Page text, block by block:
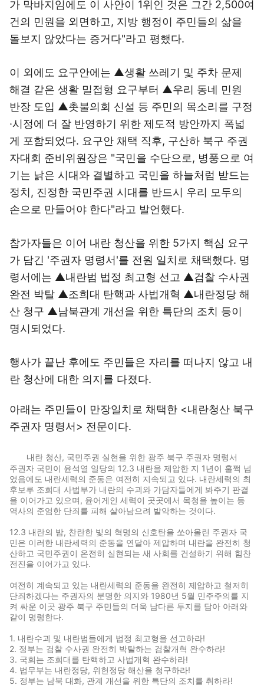
가 막바지임에도 이 사안이 1위인 것은 그간 2,500여
건의 민원을 외면하고, 지방 행정이 주민들의 삶을
돌보지 않았다는 증거다"라고 평했다.
이 외에도 요구안에는 ▲생활 쓰레기 및 주차 문제
해결 같은 생활 밀접형 요구부터 ▲우리 동네 민원
반장 도입 ▲촛불의회 신설 등 주민의 목소리를 구정
·시정에 더 잘 반영하기 위한 제도적 방안까지 폭넓
게 포함되었다. 요구안 채택 직후, 구산하 북구 주권
자대회 준비위원장은 "국민을 수단으로, 병풍으로 여
기는 낡은 시대와 결별하고 국민을 하늘처럼 받드는
정치, 진정한 국민주권 시대를 반드시 우리 모두의
손으로 만들어야 한다"라고 발언했다.
참가자들은 이어 내란 청산을 위한 5가지 핵심 요구
가 담긴 '주권자 명령서'를 전원 일치로 채택했다. 명
령서에는 ▲내란범 법정 최고형 선고 ▲검찰 수사권
완전 박탈 ▲조희대 탄핵과 사법개혁 ▲내란정당 해
산 청구 ▲남북관계 개선을 위한 특단의 조치 등이
명시되었다.
행사가 끝난 후에도 주민들은 자리를 떠나지 않고 내
란 청산에 대한 의지를 다졌다.
아래는 주민들이 만장일치로 채택한 <내란청산 북구
주권자 명령서> 전문이다.
내란 청산, 국민주권 실현을 위한 광주 북구 주권자 명령서
주권자 국민이 윤석열 일당의 12.3 내란을 제압한 지 1년이 훌쩍 넘
었음에도 내란세력의 준동은 여전히 지속되고 있다. 내란세력의 최
후보루 조희대 사법부가 내란의 수괴와 가담자들에게 봐주기 판결
을 이어가고 있으며, 윤어게인 세력이 곳곳에서 목청을 높이는 등
역사의 준엄한 단죄를 피해 살아남으려 발악하는 것이다.
12.3 내란의 밤, 찬란한 빛의 혁명의 신호탄을 쏘아올린 주권자 국
민은 이러한 내란세력의 준동을 연달아 제압하며 내란을 완전히 청
산하고 국민주권이 온전히 실현되는 새 사회를 건설하기 위해 힘찬
전진을 이어가고 있다.
여전히 계속되고 있는 내란세력의 준동을 완전히 제압하고 철저히
단죄하겠다는 주권자의 분명한 의지와 1980년 5월 민주주의를 지
켜 싸운 이곳 광주 북구 주민들의 더욱 남다른 투지를 담아 아래와
같이 명령한다.
1. 내란수괴 및 내란범들에게 법정 최고형을 선고하라!
2. 정부는 검찰 수사권 완전히 박탈하는 검찰개혁 완수하라!
3. 국회는 조희대를 탄핵하고 사법개혁 완수하라!
4. 법무부는 내란정당, 위헌정당 해산을 청구하라!
5. 정부는 남북 대화, 관계 개선을 위한 특단의 조치를 취하라!